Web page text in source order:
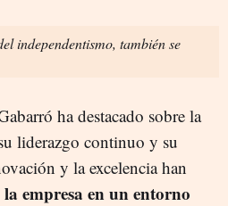
independentismo, también se
ha destacado sobre la
liderazgo continuo y su
y la excelencia han
empresa en un entorno